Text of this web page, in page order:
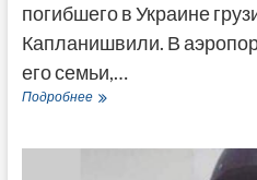
погибшего в Украине
Капланишвили. В
его семьи,…
ПодробнееТело